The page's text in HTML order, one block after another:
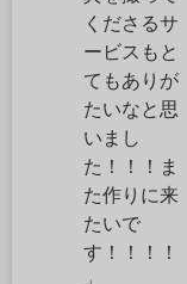
くださるサ
ービスもと
てもありが
たいなと思
いまし
た！！！ま
た作りに来
たいで
す！！！！